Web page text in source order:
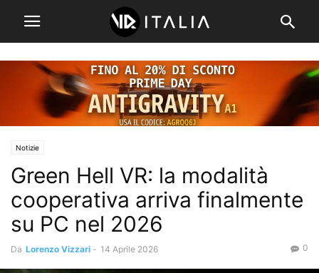
Notizie
Green Hell VR: la modalità
cooperativa arriva finalmente
su PC nel 2026
Da Lorenzo Vizzari - 14 Aprile 2026 0